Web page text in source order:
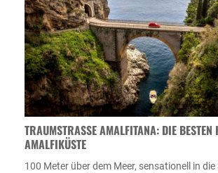
TRAUMSTRASSE AMALFITANA: DIE BESTEN
MALFIKÜSTE
100 Meter über dem Meer, sensationell in